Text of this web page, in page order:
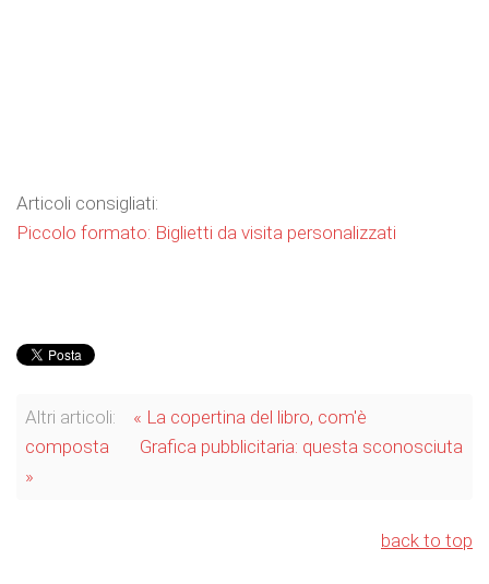
Articoli consigliati:
Piccolo formato: Biglietti da visita personalizzati
Altri articoli:
« La copertina del libro, com'è
composta
Grafica pubblicitaria: questa sconosciuta
»
back to top